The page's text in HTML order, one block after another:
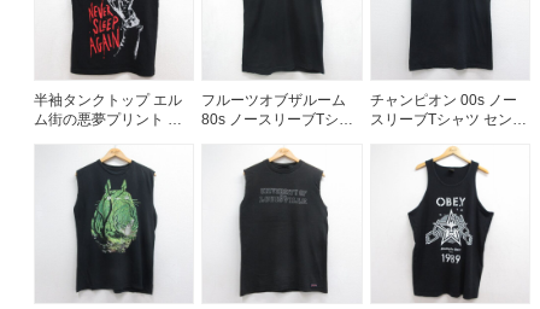
ご利用案内
お客様の声
レビュー1万件突破
お気に入りリスト
会員登録
メルマガ登録
会社概要
店舗一覧
半袖タンクトップ エル
ム街の悪夢プリント ブ
フルーツオブザルーム
80s ノースリーブTシャ
ック メンズL相当 | 古着
チャンピオン 00s ノー
スリーブTシャツ セント
ク メンズS相当 | 古着